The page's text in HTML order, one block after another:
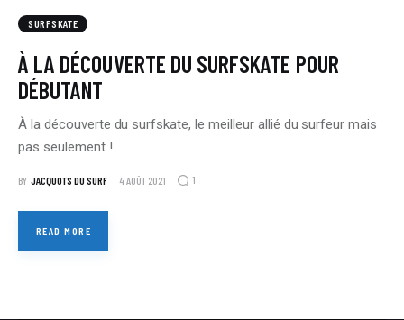
SURFSKATE
À LA DÉCOUVERTE DU SURFSKATE POUR
DÉBUTANT
À la découverte du surfskate, le meilleur allié du surfeur mais
pas seulement !
BY JACQUOTS DU SURF 4 AOÛT 2021 1
READ MORE